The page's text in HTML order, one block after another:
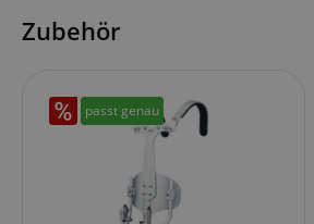
Zubehör
passt genau